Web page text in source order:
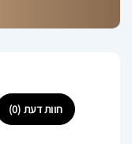
חוות דעת (0)